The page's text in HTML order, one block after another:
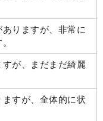
りますが、非常に
が、まだまだ綺麗
すが、全体的に状